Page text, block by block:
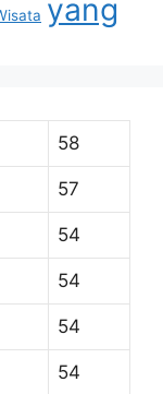
yang
58
57
54
54
54
54